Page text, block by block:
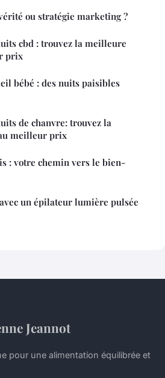
ou stratégie marketing ?
cbd : trouvez la meilleure
prix
bébé : des nuits paisibles
de chanvre: trouvez la
meilleur prix
: votre chemin vers le bien-
un épilateur lumière pulsée
Jeannot
pour une alimentation équilibrée et